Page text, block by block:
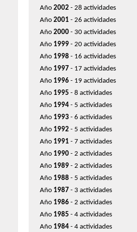
Año 2002 - 28 actividades
Año 2001 - 26 actividades
Año 2000 - 30 actividades
Año 1999 - 20 actividades
Año 1998 - 16 actividades
Año 1997 - 17 actividades
Año 1996 - 19 actividades
Año 1995 - 8 actividades
Año 1994 - 5 actividades
Año 1993 - 6 actividades
Año 1992 - 5 actividades
Año 1991 - 7 actividades
Año 1990 - 2 actividades
Año 1989 - 2 actividades
Año 1988 - 5 actividades
Año 1987 - 3 actividades
Año 1986 - 2 actividades
Año 1985 - 4 actividades
Año 1984 - 4 actividades